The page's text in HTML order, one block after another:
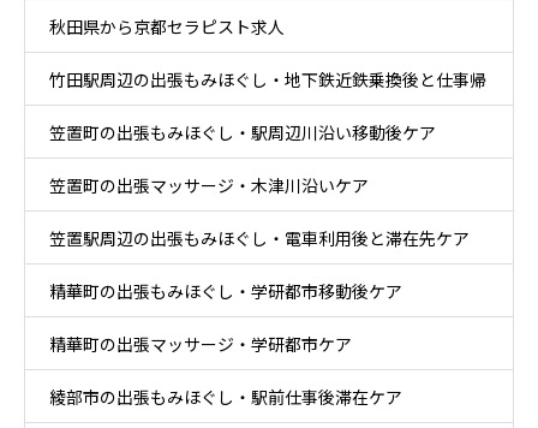
秋田県から京都セラピスト求人
竹田駅周辺の出張もみほぐし・地下鉄近鉄乗換後と仕事帰
りケア
笠置町の出張もみほぐし・駅周辺川沿い移動後ケア
笠置町の出張マッサージ・木津川沿いケア
笠置駅周辺の出張もみほぐし・電車利用後と滞在先ケア
精華町の出張もみほぐし・学研都市移動後ケア
精華町の出張マッサージ・学研都市ケア
綾部市の出張もみほぐし・駅前仕事後滞在ケア